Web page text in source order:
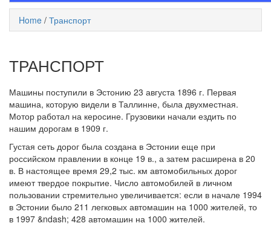
Home / Транспорт
ТРАНСПОРТ
Машины поступили в Эстонию 23 августа 1896 г. Первая
машина, которую видели в Таллинне, была двухместная.
Мотор работал на керосине. Грузовики начали ездить по
нашим дорогам в 1909 г.
Густая сеть дорог была создана в Эстонии еще при
российском правлении в конце 19 в., а затем расширена в 20
в. В настоящее время 29,2 тыс. км автомобильных дорог
имеют твердое покрытие. Число автомобилей в личном
пользовании стремительно увеличивается: если в начале 1994
в Эстонии было 211 легковых автомашин на 1000 жителей, то
в 1997 &ndash; 428 автомашин на 1000 жителей.